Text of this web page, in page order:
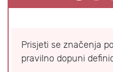
Prisjeti se značenja
pravilno dopuni